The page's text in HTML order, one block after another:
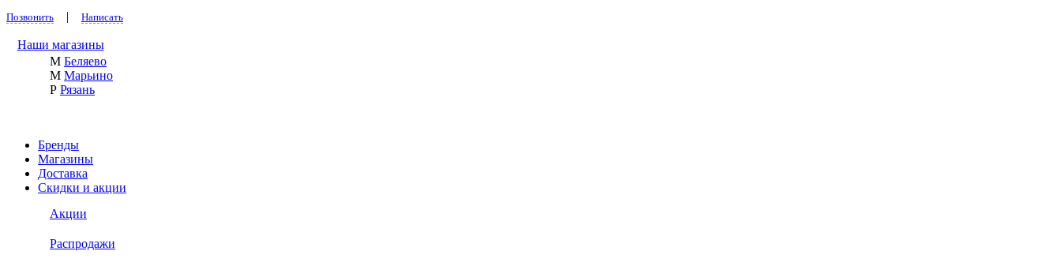
Позвонить | Написать
Наши магазины
М Беляево
М Марьино
Р Рязань
Бренды
Магазины
Доставка
Скидки и акции
Акции
Распродажи